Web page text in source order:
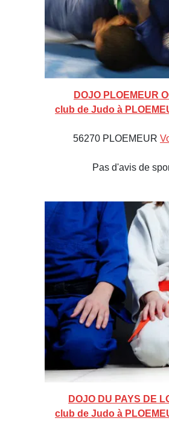
DOJO PLOEMEUR
club de Judo à
56270 PLOEMEUR
Pas d'avis de
DOJO DU PAYS DE
club de Judo à